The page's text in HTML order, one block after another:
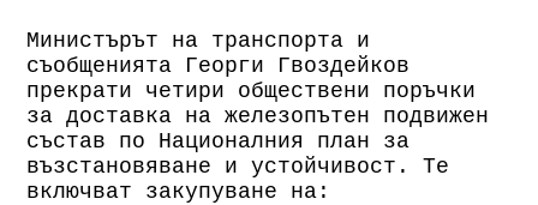
Министърът на транспорта и
съобщенията Георги Гвоздейков
прекрати четири обществени поръчки
за доставка на железопътен подвижен
състав по Националния план за
възстановяване и устойчивост. Те
включват закупуване на: